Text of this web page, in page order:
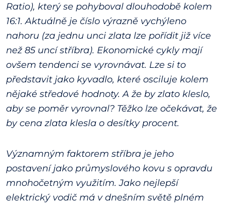
Ratio), který se pohyboval dlouhodobě kolem
16:1. Aktuálně je číslo výrazně vychýleno
nahoru (za jednu unci zlata lze pořídit již více
než 85 uncí stříbra). Ekonomické cykly mají
ovšem tendenci se vyrovnávat. Lze si to
představit jako kyvadlo, které osciluje kolem
nějaké středové hodnoty. A že by zlato kleslo,
aby se poměr vyrovnal? Těžko lze očekávat, že
by cena zlata klesla o desítky procent.
Významným faktorem stříbra je jeho
postavení jako průmyslového kovu s opravdu
mnohočetným využitím. Jako nejlepší
elektrický vodič má v dnešním světě plném